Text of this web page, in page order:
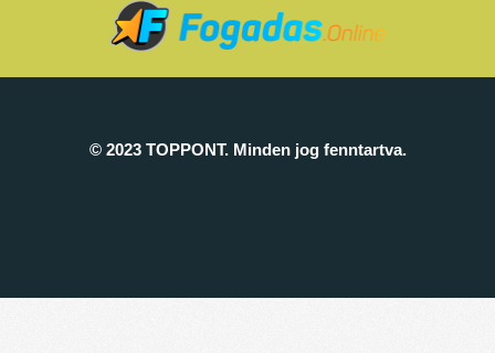
© 2023 TOPPONT. Minden jog fenntartva.